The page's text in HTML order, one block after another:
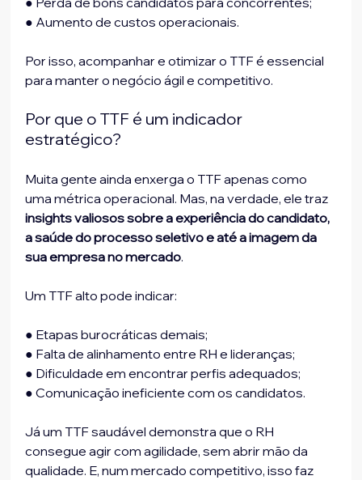
● Aumento de custos operacionais.
Por isso, acompanhar e otimizar o TTF é essencial
para manter o negócio ágil e competitivo.
Por que o TTF é um indicador
estratégico?
Muita gente ainda enxerga o TTF apenas como
uma métrica operacional. Mas, na verdade, ele traz
insights valiosos sobre a experiência do candidato,
a saúde do processo seletivo e até a imagem da
sua empresa no mercado.
Um TTF alto pode indicar:
● Etapas burocráticas demais;
● Falta de alinhamento entre RH e lideranças;
● Dificuldade em encontrar perfis adequados;
● Comunicação ineficiente com os candidatos.
Já um TTF saudável demonstra que o RH
consegue agir com agilidade, sem abrir mão da
qualidade. E, num mercado competitivo, isso faz